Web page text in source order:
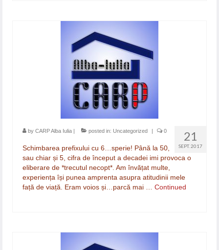
21
SEPT. 2017
by CARP Alba Iulia posted in: Uncategorized 0
Schimbarea prefixului cu 6…sperie! Până la 50,
sau chiar și 5, cifra de început a decadei imi provoca o
eliberare de *trecutul necopt*. Am învățat multe,
experiența își punea amprenta asupra atitudinii mele
față de viață. Eram voios și…parcă mai … Continued